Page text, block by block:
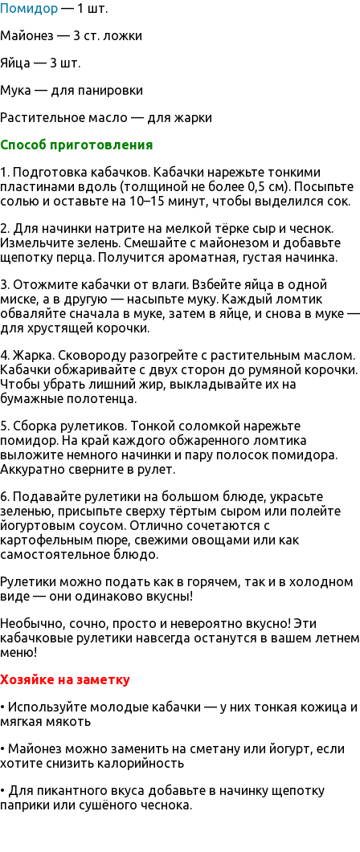
Помидор — 1 шт.
Майонез — 3 ст. ложки
Яйца — 3 шт.
Мука — для панировки
Растительное масло — для жарки
Способ приготовления
1. Подготовка кабачков. Кабачки нарежьте тонкими
пластинами вдоль (толщиной не более 0,5 см). Посыпьте
солью и оставьте на 10–15 минут, чтобы выделился сок.
2. Для начинки натрите на мелкой тёрке сыр и чеснок.
Измельчите зелень. Смешайте с майонезом и добавьте
щепотку перца. Получится ароматная, густая начинка.
3. Отожмите кабачки от влаги. Взбейте яйца в одной
миске, а в другую — насыпьте муку. Каждый ломтик
обваляйте сначала в муке, затем в яйце, и снова в муке —
для хрустящей корочки.
4. Жарка. Сковороду разогрейте с растительным маслом.
Кабачки обжаривайте с двух сторон до румяной корочки.
Чтобы убрать лишний жир, выкладывайте их на
бумажные полотенца.
5. Сборка рулетиков. Тонкой соломкой нарежьте
помидор. На край каждого обжаренного ломтика
выложите немного начинки и пару полосок помидора.
Аккуратно сверните в рулет.
6. Подавайте рулетики на большом блюде, украсьте
зеленью, присыпьте сверху тёртым сыром или полейте
йогуртовым соусом. Отлично сочетаются с
картофельным пюре, свежими овощами или как
самостоятельное блюдо.
Рулетики можно подать как в горячем, так и в холодном
виде — они одинаково вкусны!
Необычно, сочно, просто и невероятно вкусно! Эти
кабачковые рулетики навсегда останутся в вашем летнем
меню!
Хозяйке на заметку
• Используйте молодые кабачки — у них тонкая кожица и
мягкая мякоть
• Майонез можно заменить на сметану или йогурт, если
хотите снизить калорийность
• Для пикантного вкуса добавьте в начинку щепотку
паприки или сушёного чеснока.